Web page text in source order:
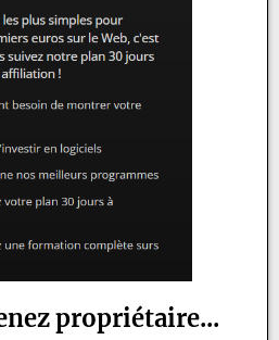
propriétaire...